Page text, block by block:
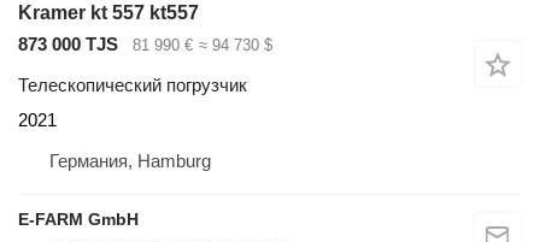
Kramer kt 557 kt557
873 000 TJS
81 990 € ≈ 94 730 $
Телескопический погрузчик
2021
Германия, Hamburg
E-FARM GmbH